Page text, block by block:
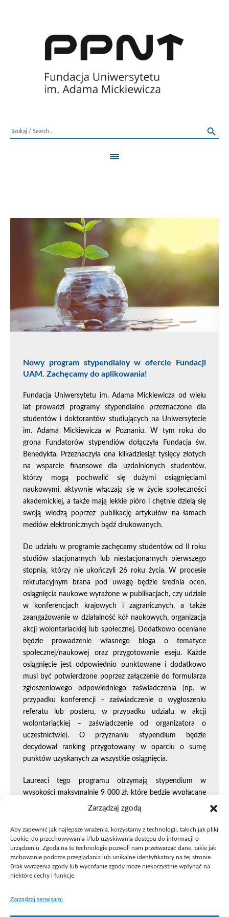
Zarządzaj zgodą
Aby zapewnić jak najlepsze wrażenia, korzystamy z technologii, takich jak pliki
cookie, do przechowywania i/lub uzyskiwania dostępu do informacji o
urządzeniu. Zgoda na te technologie pozwoli nam przetwarzać dane, takie jak
zachowanie podczas przeglądania lub unikalne identyfikatory na tej stronie.
Brak wyrażenia zgody lub wycofanie zgody może niekorzystnie wpłynąć na
niektóre cechy i funkcje.
Zarządzaj serwisami
Nowy program stypendialny w ofercie Fundacji
UAM. Zachęcamy do aplikowania!
Fundacja Uniwersytetu im. Adama Mickiewicza od wielu
lat prowadzi programy stypendialne przeznaczone dla
studentów i doktorantów studiujących na Uniwersytecie
im. Adama Mickiewicza w Poznaniu. W tym roku do
grona Fundatorów stypendiów dołączyła Fundacja św.
Benedykta. Przeznaczyła ona kilkadziesiąt tysięcy złotych
na wsparcie finansowe dla uzdolnionych studentów,
którzy mogą pochwalić się dużymi osiągnięciami
naukowymi, aktywnie włączają się w życie społeczności
akademickiej, a także mają lekkie pióro i chętnie dzielą się
swoją wiedzą poprzez publikację artykułów na łamach
mediów elektronicznych bądź drukowanych.
Do udziału w programie zachęcamy studentów od II roku
studiów stacjonarnych lub niestacjonarnych pierwszego
stopnia, którzy nie ukończyli 26 roku życia. W procesie
rekrutacyjnym brana pod uwagę będzie średnia ocen,
osiągnięcia naukowe wyrażone w publikacjach, czy udziale
w konferencjach krajowych i zagranicznych, a także
zaangażowanie w działalność kół naukowych, organizacja
akcji wolontariackiej lub społecznej. Dodatkowo oceniane
będzie prowadzenie własnego bloga o tematyce
społecznej/naukowej oraz przygotowanie eseju. Każde
osiągnięcie jest odpowiednio punktowane i dodatkowo
musi być potwierdzone poprzez załączenie do formularza
zgłoszeniowego odpowiedniego zaświadczenia (np. w
przypadku konferencji – zaświadczenie o wygłoszeniu
referatu lub posteru, w przypadku udziału w akcji
wolontariackiej – zaświadczenie od organizatora o
uczestnictwie). O przyznaniu stypendium będzie
decydował ranking przygotowany w oparciu o sumę
punktów uzyskanych za wszystkie osiągnięcia.
Laureaci tego programu otrzymają stypendium w
wysokości maksymalnie 9 000 zł, które będzie wypłacane
Na zgłoszenia czekamy od 7
do 23 lutego za
pośrednictwem elektronicznego formularza
zgłoszeniowego.
Osoby zainteresowane aplikowaniem zachęcamy